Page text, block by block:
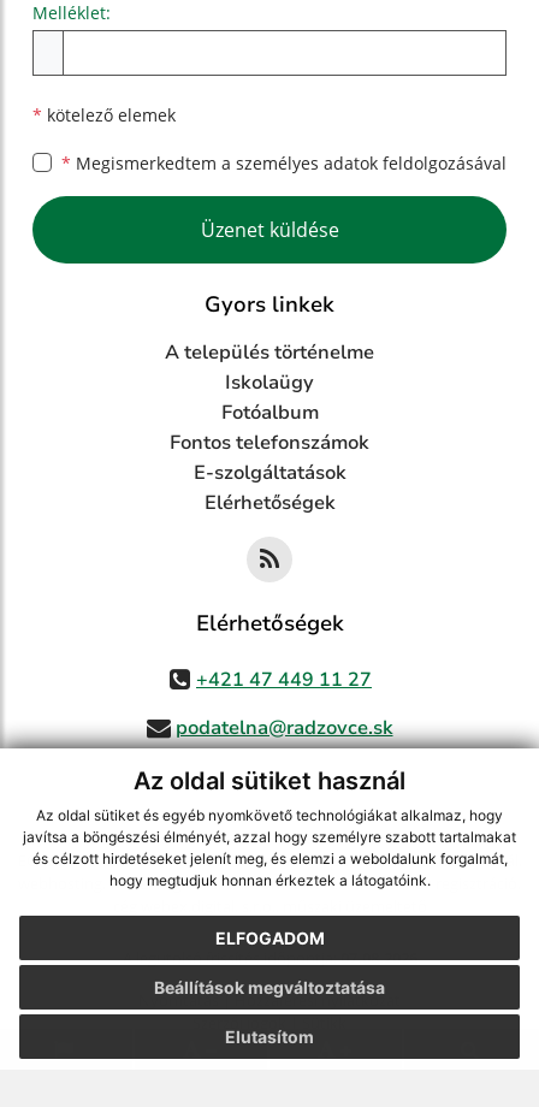
Az oldal sütiket használ
Az oldal sütiket és egyéb nyomkövető technológiákat alkalmaz, hogy
javítsa a böngészési élményét, azzal hogy személyre szabott tartalmakat
és célzott hirdetéseket jelenít meg, és elemzi a weboldalunk forgalmát,
hogy megtudjuk honnan érkeztek a látogatóink.
ELFOGADOM
Elutasítom
Beállítások megváltoztatása
Melléklet:
* kötelező elemek
* Megismerkedtem a személyes adatok feldolgozásával
Google reCaptcha Response
Üzenet küldése
Gyors linkek
A település történelme
Iskolaügy
Fotóalbum
Fontos telefonszámok
E-szolgáltatások
Elérhetőségek
Elérhetőségek
+421 47 449 11 27
podatelna@radzovce.sk
jusson a legfrissebb információkhoz az RSS csatornánkon keresztűl,
ECHELON 2 tartalomkezelő rendszer,Honlap térkép,Internetes portál
webex.digital, s.r.o.,doménnevek ,doménnév regisztráció
A legutolsó frissítés időpontja:07.08.2026
Nyomtatás|Hozzáférési nyilatkozat